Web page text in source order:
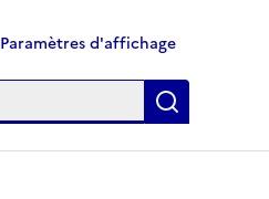
Paramètres d'affichage